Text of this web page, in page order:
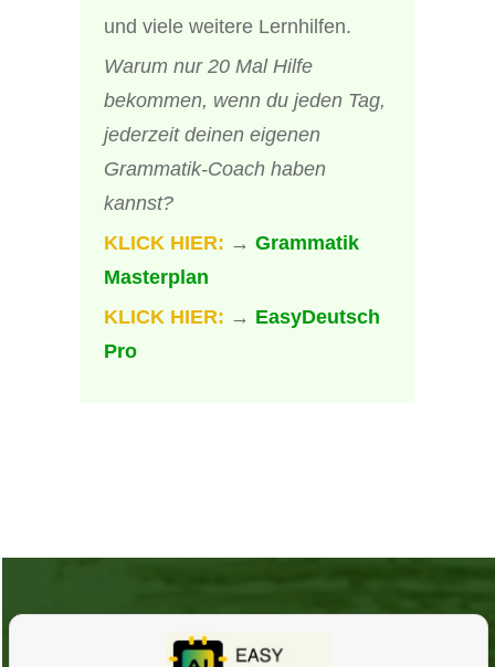
und viele weitere Lernhilfen.
Warum nur 20 Mal Hilfe
bekommen, wenn du jeden Tag,
jederzeit deinen eigenen
Grammatik-Coach haben
kannst?
KLICK HIER: → Grammatik
Masterplan
KLICK HIER: → EasyDeutsch
Pro